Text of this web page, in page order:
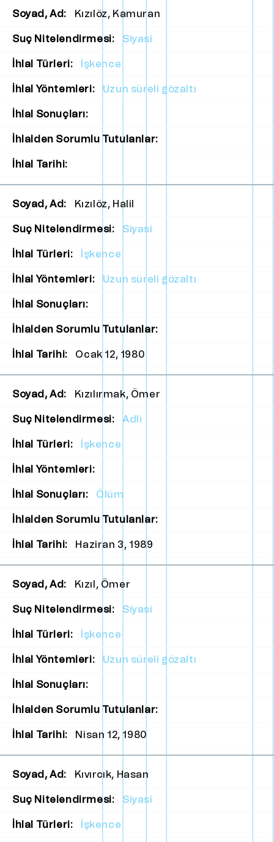
Soyad, Ad: Kızılöz, Kamuran
Suç Nitelendirmesi: Siyasi
İhlal Türleri: İşkence
İhlal Yöntemleri: Uzun süreli gözaltı
İhlal Sonuçları:
İhlalden Sorumlu Tutulanlar:
İhlal Tarihi:
Soyad, Ad: Kızılöz, Halil
Suç Nitelendirmesi: Siyasi
İhlal Türleri: İşkence
İhlal Yöntemleri: Uzun süreli gözaltı
İhlal Sonuçları:
İhlalden Sorumlu Tutulanlar:
İhlal Tarihi: Ocak 12, 1980
Soyad, Ad: Kızılırmak, Ömer
Suç Nitelendirmesi: Adli
İhlal Türleri: İşkence
İhlal Yöntemleri:
İhlal Sonuçları: Ölüm
İhlalden Sorumlu Tutulanlar:
İhlal Tarihi: Haziran 3, 1989
Soyad, Ad: Kızıl, Ömer
Suç Nitelendirmesi: Siyasi
İhlal Türleri: İşkence
İhlal Yöntemleri: Uzun süreli gözaltı
İhlal Sonuçları:
İhlalden Sorumlu Tutulanlar:
İhlal Tarihi: Nisan 12, 1980
Soyad, Ad: Kıvırcık, Hasan
Suç Nitelendirmesi: Siyasi
İhlal Türleri: İşkence